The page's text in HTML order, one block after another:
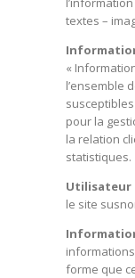
textes –
«
l’ensemble
pour la
la relation
statistiques.
Utilisateur
le site
forme que